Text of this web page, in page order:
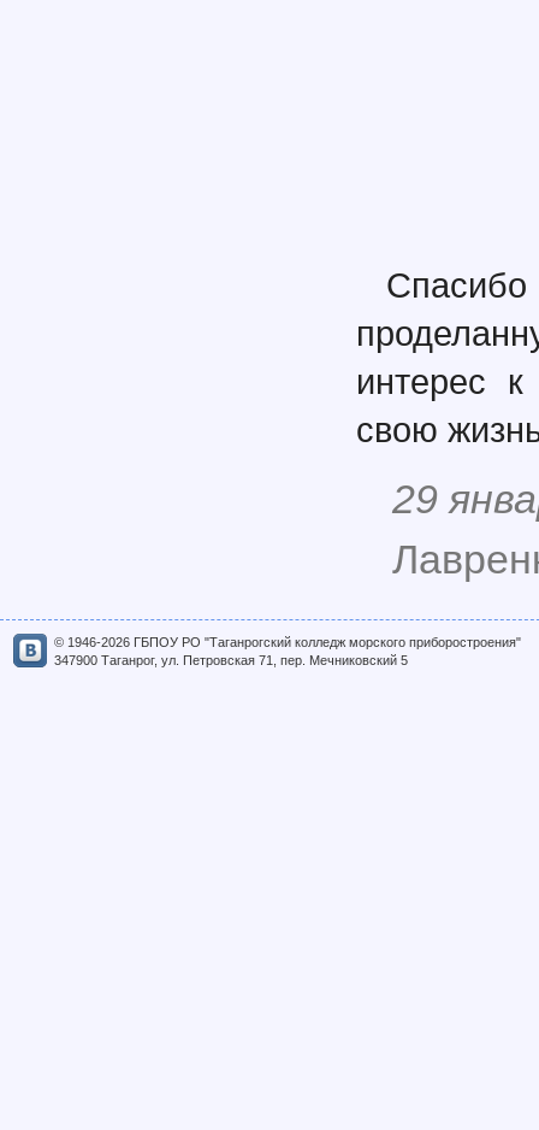
интерес
свою
29
© 1946-2026 ГБПОУ РО "Таганрогский колледж морского приборостроения"
347900 Таганрог, ул. Петровская 71, пер. Мечниковский 5